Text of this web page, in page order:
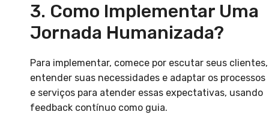
3. Como Implementar Uma
Jornada Humanizada?
Para implementar, comece por escutar seus clientes,
entender suas necessidades e adaptar os processos
e serviços para atender essas expectativas, usando
feedback contínuo como guia.